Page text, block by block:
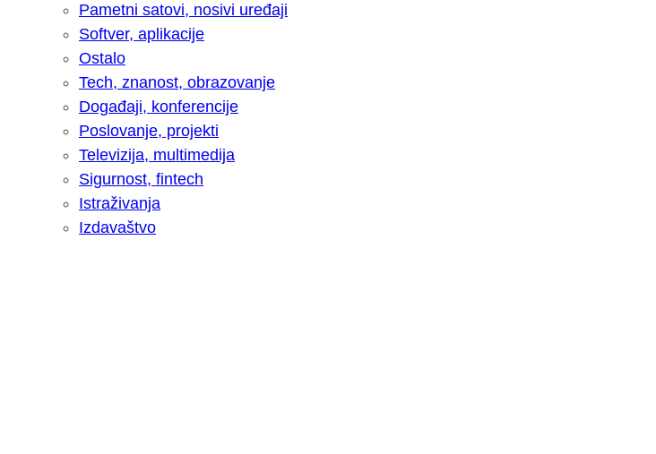
Pametni satovi, nosivi uređaji
Softver, aplikacije
Ostalo
Tech, znanost, obrazovanje
Događaji, konferencije
Poslovanje, projekti
Televizija, multimedija
Sigurnost, fintech
Istraživanja
Izdavaštvo